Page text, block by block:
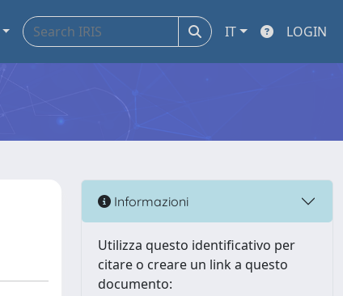
IT LOGIN
Informazioni
Utilizza questo identificativo per
citare o creare un link a questo
documento: